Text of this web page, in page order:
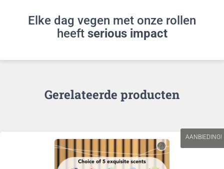
Elke dag vegen met onze rollen
heeft serious impact
Gerelateerde producten
AANBIEDING!